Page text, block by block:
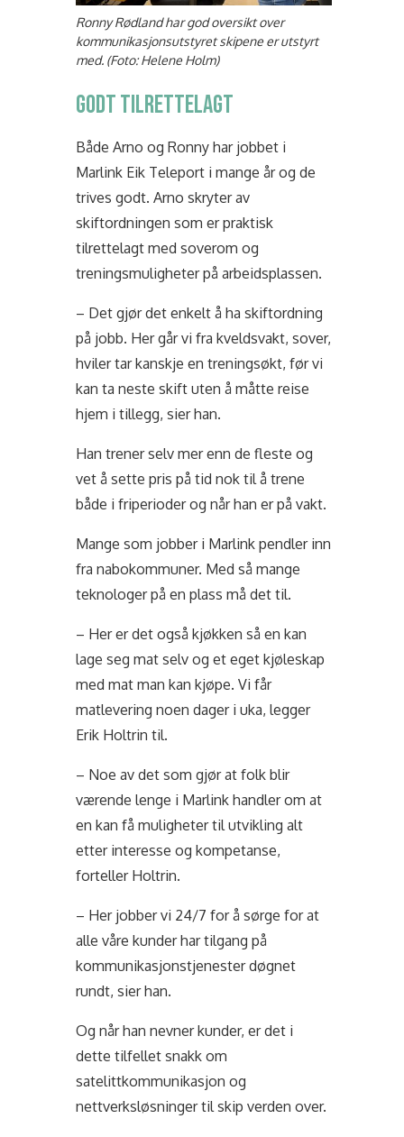
Ronny Rødland har god oversikt over
kommunikasjonsutstyret skipene er utstyrt
med. (Foto: Helene Holm)
GODT TILRETTELAGT
Både Arno og Ronny har jobbet i
Marlink Eik Teleport i mange år og de
trives godt. Arno skryter av
skiftordningen som er praktisk
tilrettelagt med soverom og
treningsmuligheter på arbeidsplassen.
– Det gjør det enkelt å ha skiftordning
på jobb. Her går vi fra kveldsvakt, sover,
hviler tar kanskje en treningsøkt, før vi
kan ta neste skift uten å måtte reise
hjem i tillegg, sier han.
Han trener selv mer enn de fleste og
vet å sette pris på tid nok til å trene
både i friperioder og når han er på vakt.
Mange som jobber i Marlink pendler inn
fra nabokommuner. Med så mange
teknologer på en plass må det til.
– Her er det også kjøkken så en kan
lage seg mat selv og et eget kjøleskap
med mat man kan kjøpe. Vi får
matlevering noen dager i uka, legger
Erik Holtrin til.
– Noe av det som gjør at folk blir
værende lenge i Marlink handler om at
en kan få muligheter til utvikling alt
etter interesse og kompetanse,
forteller Holtrin.
– Her jobber vi 24/7 for å sørge for at
alle våre kunder har tilgang på
kommunikasjonstjenester døgnet
rundt, sier han.
Og når han nevner kunder, er det i
dette tilfellet snakk om
satelittkommunikasjon og
nettverksløsninger til skip verden over.